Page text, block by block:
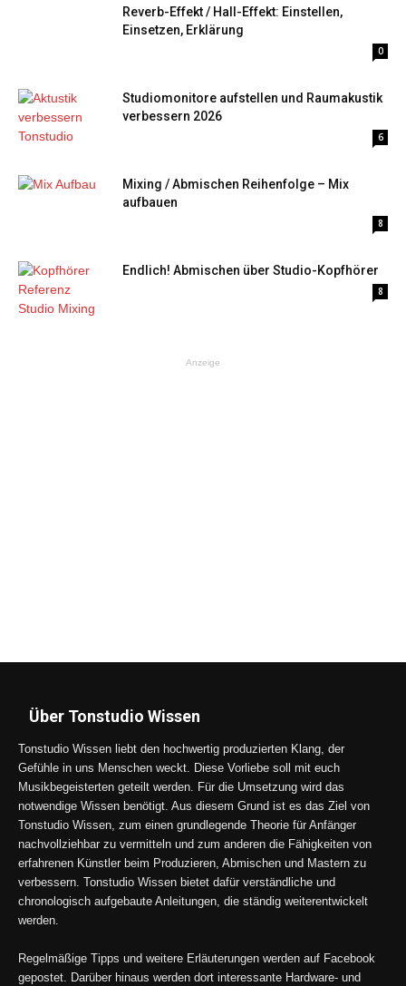
Reverb-Effekt / Hall-Effekt: Einstellen,
Einsetzen, Erklärung
0
Studiomonitore aufstellen und Raumakustik
verbessern 2026
6
Mixing / Abmischen Reihenfolge – Mix
aufbauen
8
Endlich! Abmischen über Studio-Kopfhörer
8
Anzeige
Über Tonstudio Wissen
Tonstudio Wissen liebt den hochwertig produzierten Klang, der
Gefühle in uns Menschen weckt. Diese Vorliebe soll mit euch
Musikbegeisterten geteilt werden. Für die Umsetzung wird das
notwendige Wissen benötigt. Aus diesem Grund ist es das Ziel von
Tonstudio Wissen, zum einen grundlegende Theorie für Anfänger
nachvollziehbar zu vermitteln und zum anderen die Fähigkeiten von
erfahrenen Künstler beim Produzieren, Abmischen und Mastern zu
verbessern. Tonstudio Wissen bietet dafür verständliche und
chronologisch aufgebaute Anleitungen, die ständig weiterentwickelt
werden.
Regelmäßige Tipps und weitere Erläuterungen werden auf Facebook
gepostet. Darüber hinaus werden dort interessante Hardware- und